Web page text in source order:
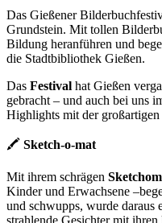
Das Gießener
Grundstein. Mit tollen
Bildung heranführen und
die Stadtbibliothek Gießen.
Das Festival hat Gießen
gebracht – und auch bei uns
Highlights mit der großartigen
🖍️ Sketch-o-mat
Mit ihrem schrägen
Kinder und Erwachsene
und schwupps, wurde daraus